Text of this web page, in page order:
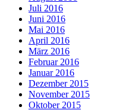
Juli 2016
Juni 2016
Mai 2016
April 2016
März 2016
Februar 2016
Januar 2016
Dezember 2015
November 2015
Oktober 2015